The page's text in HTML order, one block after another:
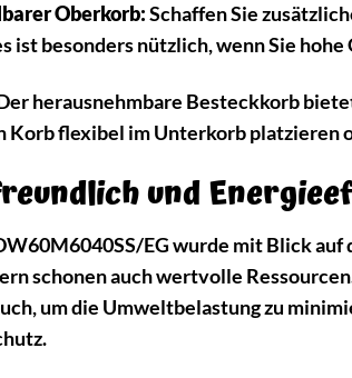
Oberkorb:Schaffen Sie
ist besonders nützlich, wenn Sie hohe
herausnehmbare Besteckkorb
Korb flexibel im Unterkorb platzieren
und
EG wurde mit Blick
schonen auch wertvolle
um die Umweltbelastung zu